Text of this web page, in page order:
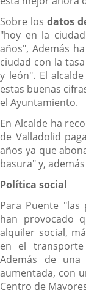
Sobre los datos
"hoy en la
años", Además
ciudad con la
y león". El
estas buenas
el Ayuntamiento.
En Alcalde ha
de Valladolid
años ya que
basura" y,
Política social
Para Puente "las
han provocado
alquiler social,
en el
Además de
aumentada, con
Centro de